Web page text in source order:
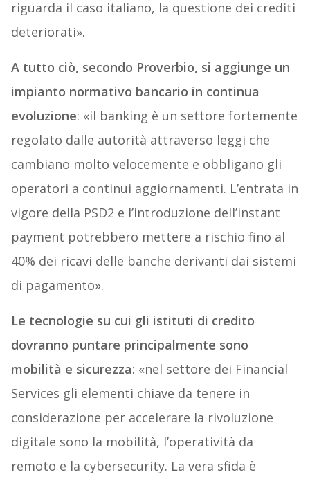
riguarda il caso italiano, la questione dei crediti
deteriorati».
A tutto ciò, secondo Proverbio, si aggiunge un
impianto normativo bancario in continua
evoluzione: «il banking è un settore fortemente
regolato dalle autorità attraverso leggi che
cambiano molto velocemente e obbligano gli
operatori a continui aggiornamenti. L’entrata in
vigore della PSD2 e l’introduzione dell’instant
payment potrebbero mettere a rischio fino al
40% dei ricavi delle banche derivanti dai sistemi
di pagamento».
Le tecnologie su cui gli istituti di credito
dovranno puntare principalmente sono
mobilità e sicurezza: «nel settore dei Financial
Services gli elementi chiave da tenere in
considerazione per accelerare la rivoluzione
digitale sono la mobilità, l’operatività da
remoto e la cybersecurity. La vera sfida è